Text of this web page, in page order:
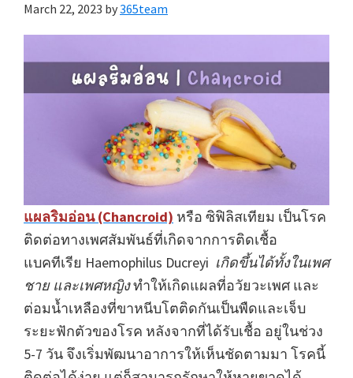
March 22, 2023 by365team
แผลริมอ่อน (Chancroid) หรือ ซิฟิลิสเทียม เป็นโรค
ติดต่อทางเพศสัมพันธ์ที่เกิดจากการติดเชื้อ
แบคทีเรีย Haemophilus Ducreyi เกิดขึ้นได้ทั้งในเพศ
ชาย และเพศหญิงทำให้เกิดแผลที่อวัยวะเพศ และ
ต่อมน้ำเหลืองที่ขาหนีบโตติดกันเป็นพืดและเจ็บ
ระยะฟักตัวของโรค หลังจากที่ได้รับเชื้อ อยู่ในช่วง
5-7 วัน จึงเริ่มพัฒนาอาการให้เห็นชัดตามมา โรคนี้